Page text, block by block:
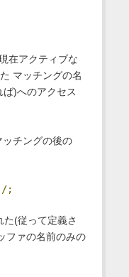
在アクティブな
マッチングの名
)へのアクセス
ッチングの後の
;
(従って定義さ
ファの名前のみの